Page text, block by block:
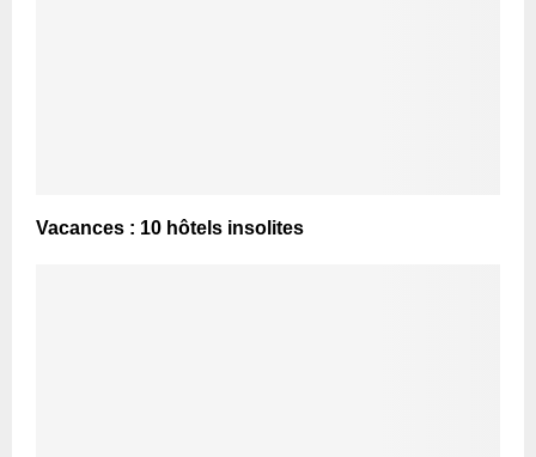
Vacances : 10 hôtels insolites